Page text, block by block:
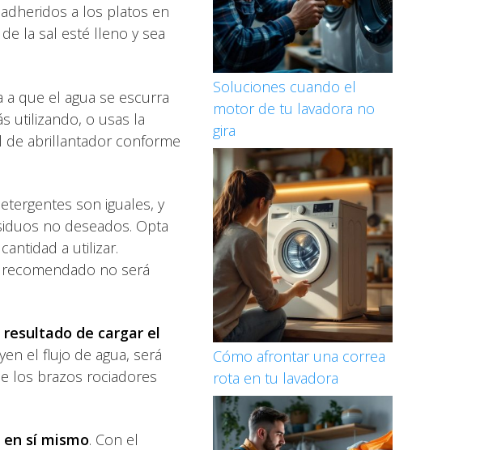
a los platos en
la sal esté lleno y sea
a que el agua se escurra
utilizando, o usas la
de abrillantador conforme
son iguales, y
no deseados. Opta
a utilizar.
no será
de cargar el
el flujo de agua, será
los brazos rociadores
sí mismo. Con el
Soluciones cuando el
motor de tu lavadora no
gira
Cómo afrontar una correa
rota en tu lavadora